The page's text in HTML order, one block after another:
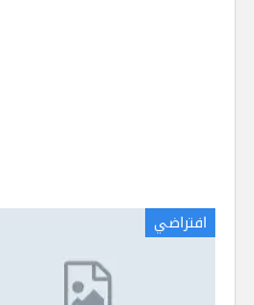
افتراضي